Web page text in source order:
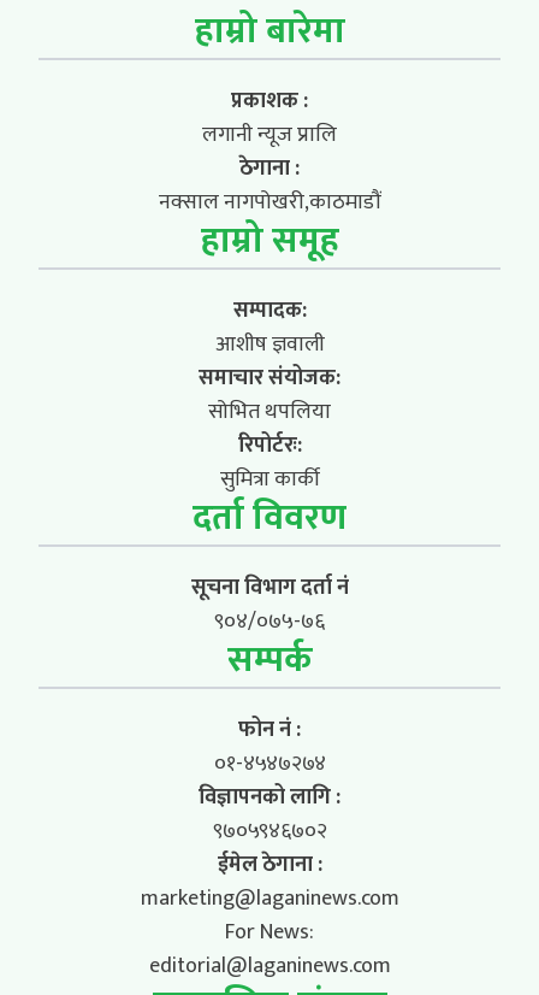
हाम्रो बारेमा
प्रकाशक :
लगानी न्यूज प्रालि
ठेगाना :
नक्साल नागपोखरी,काठमाडौं
हाम्रो समूह
सम्पादक:
आशीष ज्ञवाली
समाचार संयोजक:
सोभित थपलिया
रिपोर्टरः:
सुमित्रा कार्की
दर्ता विवरण
सूचना विभाग दर्ता नं
९०४/०७५-७६
सम्पर्क
फोन नं :
०१-४५४७२७४
विज्ञापनको लागि :
९७०५९४६७०२
ईमेल ठेगाना :
marketing@laganinews.com
For News:
editorial@laganinews.com